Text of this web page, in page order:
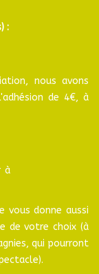
:
nous avons
de 4€, à
à
vous donne aussi
de votre choix (à
qui pourront